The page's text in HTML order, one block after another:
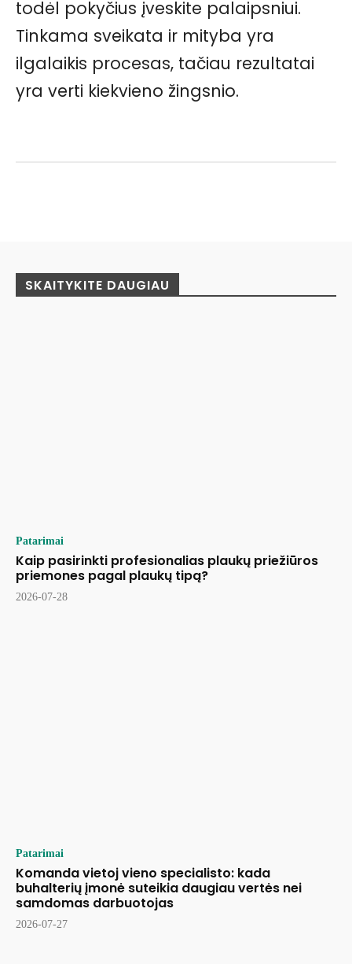
todėl pokyčius įveskite palaipsniui.
Tinkama sveikata ir mityba yra
ilgalaikis procesas, tačiau rezultatai
yra verti kiekvieno žingsnio.
SKAITYKITE DAUGIAU
Patarimai
Kaip pasirinkti profesionalias plaukų priežiūros
priemones pagal plaukų tipą?
2026-07-28
Patarimai
Komanda vietoj vieno specialisto: kada
buhalterių įmonė suteikia daugiau vertės nei
samdomas darbuotojas
2026-07-27